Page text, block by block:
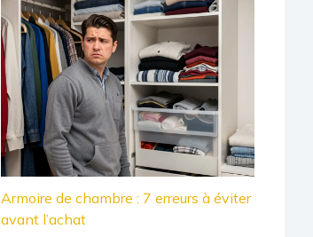
Armoire de chambre : 7 erreurs à éviter
avant l’achat